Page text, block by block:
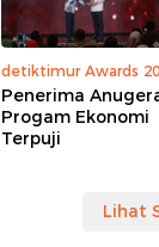
detiktimur Awards
Penerima
Progam Ekonomi
Terpuji
Lihat